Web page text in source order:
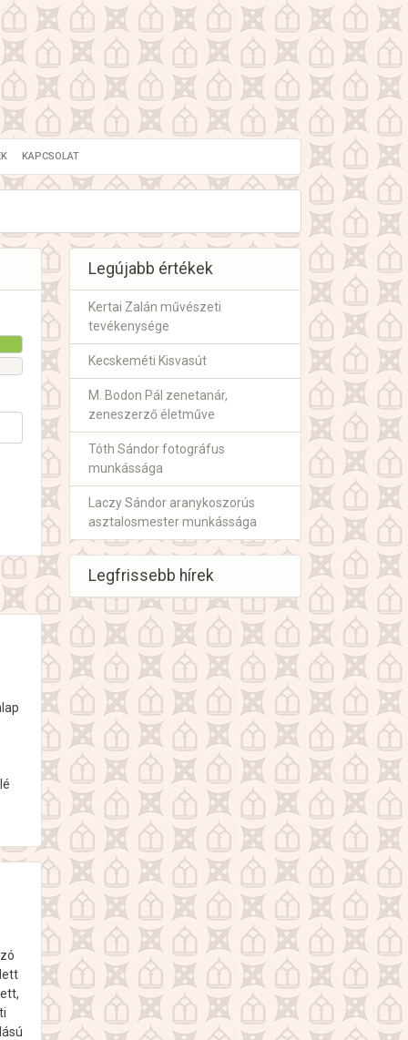
KAPCSOLAT
Legújabb értékek
Kertai Zalán művészeti
tevékenysége
Kecskeméti Kisvasút
M. Bodon Pál zenetanár,
zeneszerző életműve
Tóth Sándor fotográfus
munkássága
Laczy Sándor aranykoszorús
asztalosmester munkássága
Legfrissebb hírek